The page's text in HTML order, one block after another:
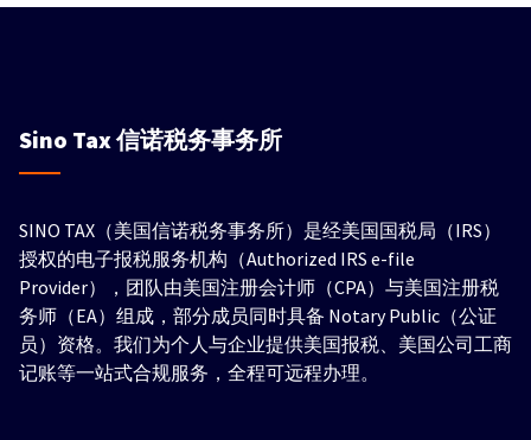
Sino Tax信诺税务事务所
SINO TAX（美国信诺税务事务所）是经美国国税局（IRS）
授权的电子报税服务机构（Authorized IRS e-file
Provider），团队由美国注册会计师（CPA）与美国注册税
务师（EA）组成，部分成员同时具备 Notary Public（公证
员）资格。我们为个人与企业提供美国报税、美国公司工商
记账等一站式合规服务，全程可远程办理。